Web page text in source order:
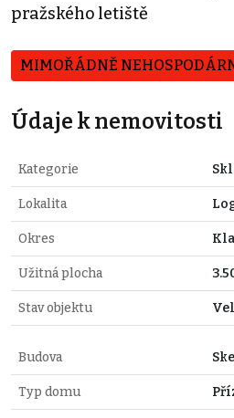
pražského letiště
MIMOŘÁDNĚ
Údaje k nemovitosti
Kategorie
Lokalita
Okres
Užitná plocha
Stav objektu
Budova
Typ domu